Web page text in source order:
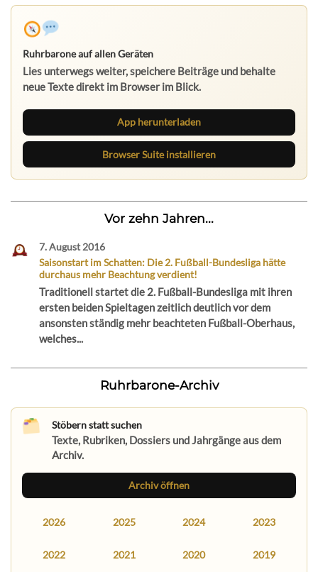
Ruhrbarone auf allen Geräten
Lies unterwegs weiter, speichere Beiträge und behalte
neue Texte direkt im Browser im Blick.
App herunterladen
Browser Suite installieren
Vor zehn Jahren...
7. August 2016
Saisonstart im Schatten: Die 2. Fußball-Bundesliga hätte
durchaus mehr Beachtung verdient!
Traditionell startet die 2. Fußball-Bundesliga mit ihren
ersten beiden Spieltagen zeitlich deutlich vor dem
ansonsten ständig mehr beachteten Fußball-Oberhaus,
welches...
Ruhrbarone-Archiv
Stöbern statt suchen
Texte, Rubriken, Dossiers und Jahrgänge aus dem
Archiv.
Archiv öffnen
2026 2025 2024 2023
2022 2021 2020 2019